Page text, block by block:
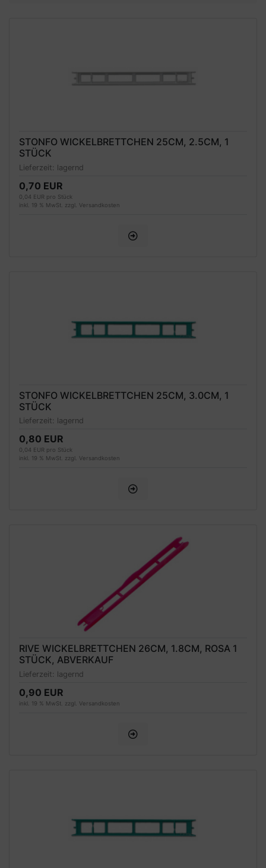
STONFO WICKELBRETTCHEN 25CM, 2.5CM, 1
STÜCK
Lieferzeit: lagernd
0,70 EUR
0,04 EUR pro Stück
inkl. 19 % MwSt. zzgl. Versandkosten
STONFO WICKELBRETTCHEN 25CM, 3.0CM, 1
STÜCK
Lieferzeit: lagernd
0,80 EUR
0,04 EUR pro Stück
inkl. 19 % MwSt. zzgl. Versandkosten
RIVE WICKELBRETTCHEN 26CM, 1.8CM, ROSA 1
STÜCK, ABVERKAUF
Lieferzeit: lagernd
0,90 EUR
inkl. 19 % MwSt. zzgl. Versandkosten